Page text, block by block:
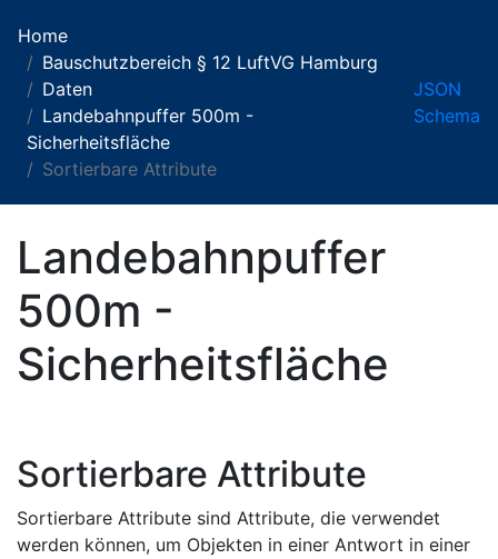
Home
Bauschutzbereich § 12 LuftVG Hamburg
Daten
Landebahnpuffer 500m -
Sicherheitsfläche
Sortierbare Attribute
JSON
Schema
Landebahnpuffer
500m -
Sicherheitsfläche
Sortierbare Attribute
Sortierbare Attribute sind Attribute, die verwendet
werden können, um Objekten in einer Antwort in einer